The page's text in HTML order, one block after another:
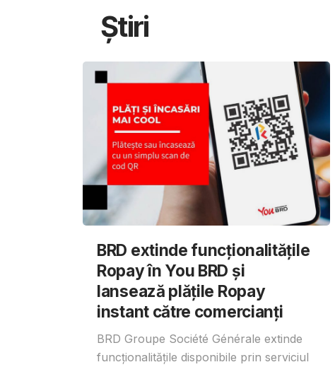
Știri
BRD extinde funcționalitățile
Ropay în You BRD și
lansează plățile Ropay
instant către comercianți
BRD Groupe Société Générale extinde
funcționalitățile disponibile prin serviciul